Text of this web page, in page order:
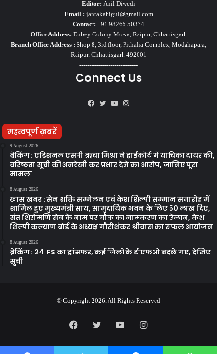
Editor: Anil Diwedi
Email : jantakabigul@gmail.com
Contact: +91 98265 50374
Office Address: Dubey Colony Mowa, Raipur, Chhattisgarh
Branch Office Address : Shop 8, 3rd floor, Pithalia Complex, Modahapara,
Raipur. Chhattisgarh 492001
------------------------------
Connect Us
Facebook
TwitterYouTube
महत्वपूर्ण ख़बरें
9 August 2026
ब्रेकिंग : एडिशनल एसपी ऋचा मिश्रा ने हाईकोर्ट में याचिका दायर की,
वरिष्ठता सूची की अनदेखी कर प्रभार देने का आरोप, जानिए पूरा
मामला
8 August 2026
खास खबर : सेन शक्ति सम्मेलन एवं केश शिल्पी सम्मान समारोह में
शामिल हुए मुख्यमंत्री साय, सामुदायिक भवन के लिए 50 लाख दिए,
संत शिरोमणि सेन के नाम पर चौक का नामकरण का ऐलान, केश
शिल्पी कल्याण बोर्ड के अध्यक्ष गौरीशंकर श्रीवास का सफल आयोजन
8 August 2026
ब्रेकिंग : 24 IFS का ट्रांसफर, कई जिलों के डीएफओ बदले गए, देखिए
सूची
© Copyright 2026, All Rights Reserved
FacebookTwitterYouTubeInstagram